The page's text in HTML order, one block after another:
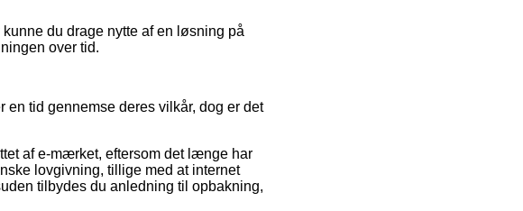
du drage nytte af en løsning på
over tid.
en tid gennemse deres vilkår, dog er det
af e-mærket, eftersom det længe har
lovgivning, tillige med at internet
tilbydes du anledning til opbakning,